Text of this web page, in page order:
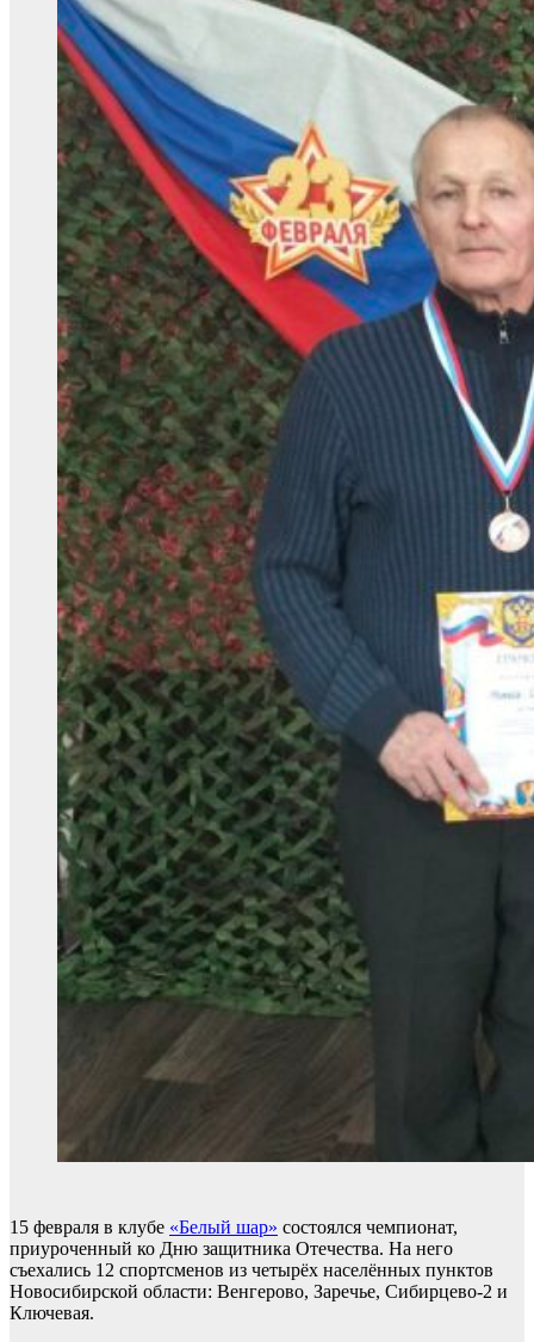
15 февраля в клубе «Белый шар» состоялся чемпионат,
приуроченный ко Дню защитника Отечества. На него
съехались 12 спортсменов из четырёх населённых пунктов
Новосибирской области: Венгерово, Заречье, Сибирцево-2 и
Ключевая.